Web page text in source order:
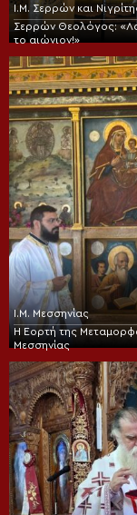
Ι.Μ. Σερρών και
Σερρών Θεολόγος:
το αιώνιον!»
Ι.Μ. Μεσσηνίας
Η Εορτή της
Μεσσηνίας